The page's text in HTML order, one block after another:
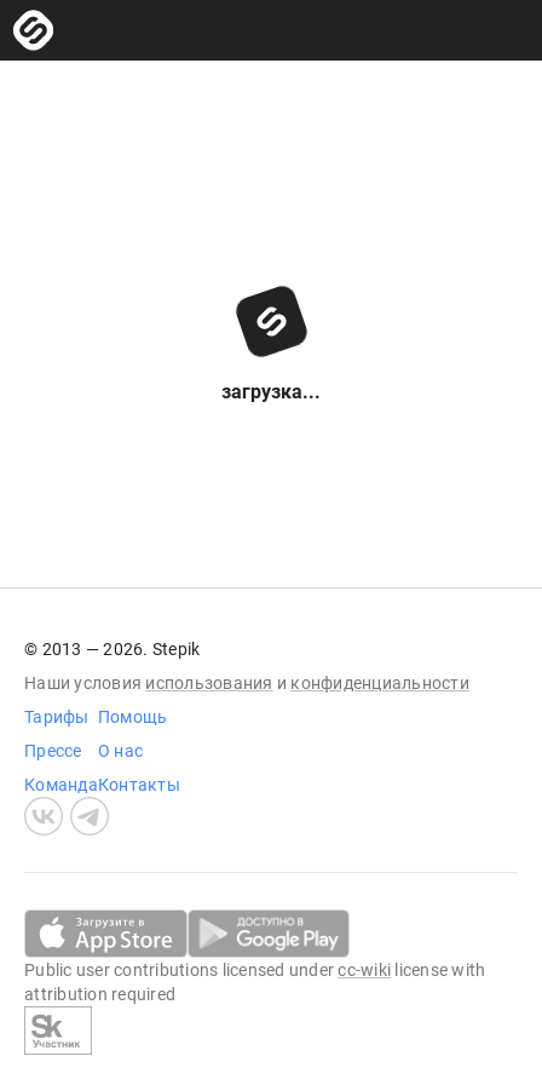
загрузка...
© 2013 — 2026. Stepik
Наши условия использования и конфиденциальности
Тарифы
Прессе
Команда
Помощь
О нас
Контакты
Public user contributions licensed undercc-wiki license with
attribution required